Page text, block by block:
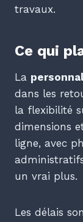
travaux.
Ce qui
La
dans les
la flexibilité
dimensions
ligne, avec
un vrai plus.
Les délais